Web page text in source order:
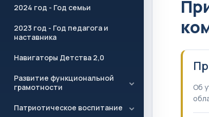
2024 год - Год семьи
2023 год - Год педагога и
наставника
Навигаторы Детства 2,0
Развитие функциональной
грамотности
Патриотическое воспитание
Об